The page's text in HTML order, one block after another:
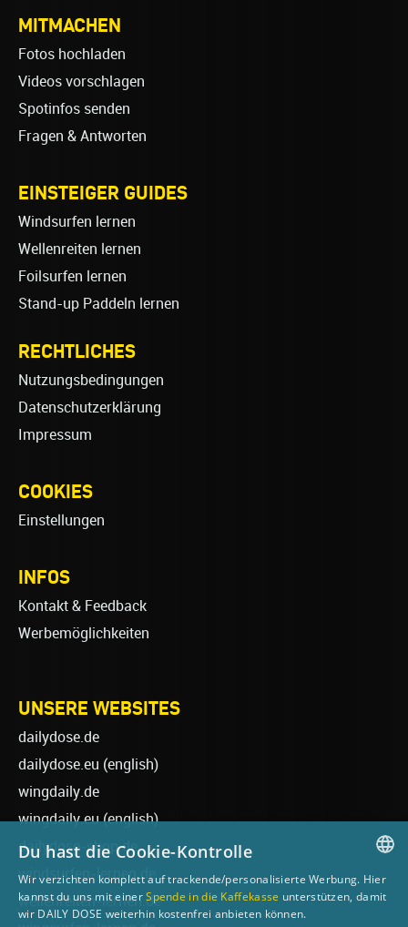
MITMACHEN
Fotos hochladen
Videos vorschlagen
Spotinfos senden
Fragen & Antworten
EINSTEIGER GUIDES
Windsurfen lernen
Wellenreiten lernen
Foilsurfen lernen
Stand-up Paddeln lernen
RECHTLICHES
Nutzungsbedingungen
Datenschutzerklärung
Impressum
COOKIES
Einstellungen
INFOS
Kontakt & Feedback
Werbemöglichkeiten
UNSERE WEBSITES
dailydose.de
dailydose.eu (english)
wingdaily.de
wingdaily.eu(english)
dailydose-shop.de
windsurfen-lernen.de
wellenreiten-lernen.de
GERMAN
Du hast die Cookie-Kontrolle
Wir verzichten komplett auf trackende/personalisierte Werbung. Hier
kannst du uns mit einerSpende in die Kaffekasse unterstützen, damit
wir DAILY DOSE weiterhin kostenfrei anbieten können.